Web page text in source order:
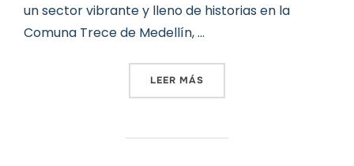
un sector vibrante y lleno de historias en la
Comuna Trece de Medellín, …
LEER MÁS